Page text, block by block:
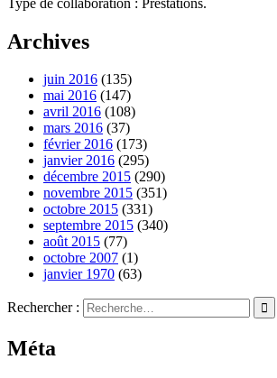
Archives
juin 2016 (135)
mai 2016 (147)
avril 2016 (108)
mars 2016 (37)
février 2016 (173)
janvier 2016 (295)
décembre 2015 (290)
novembre 2015 (351)
octobre 2015 (331)
septembre 2015 (340)
août 2015 (77)
octobre 2007 (1)
janvier 1970 (63)
Rechercher :
Méta